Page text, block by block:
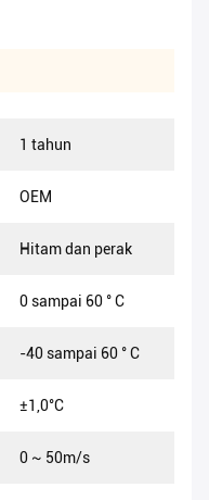
1 tahun
OEM
Hitam dan perak
0 sampai 60 ° C
-40 sampai 60 ° C
±1,0°C
0 ~ 50m/s